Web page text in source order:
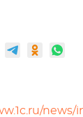
news/